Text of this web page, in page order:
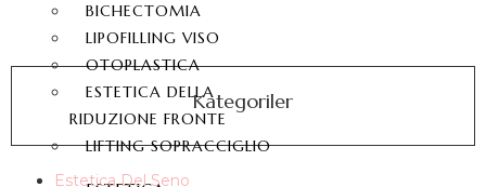
BICHECTOMIA
LIPOFILLING VISO
OTOPLASTICA
ESTETICA DELLA
RIDUZIONE FRONTE
LIFTING SOPRACCIGLIO
Kategoriler
Estetica Del Seno